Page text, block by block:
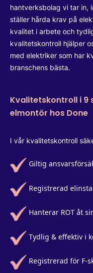
hantverksbolag vi tar in,
ställer hårda krav på
kvalitet i arbete och
kvalitetskontroll hjälper
med elektriker som har
branschens bästa.
Kvalitetskontroll i
elmontör hos Done
I vår kvalitetskontroll
Giltig
Registrerad
Hanterar ROT åt
Tydlig & effektiv i
Registrerad för F-